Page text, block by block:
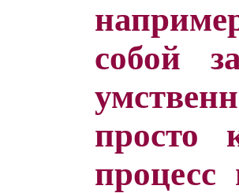
собой
просто
процесс